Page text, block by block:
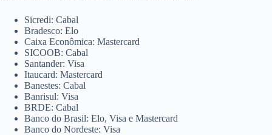
Sicredi: Cabal
Bradesco: Elo
Caixa Econômica: Mastercard
SICOOB: Cabal
Santander: Visa
Itaucard: Mastercard
Banestes: Cabal
Banrisul: Visa
BRDE: Cabal
Banco do Brasil: Elo, Visa e Mastercard
Banco do Nordeste: Visa